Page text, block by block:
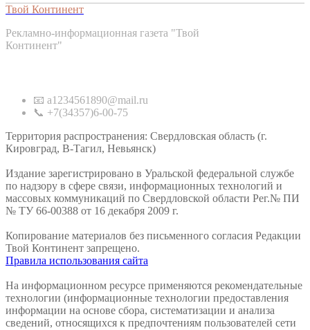
Твой Континент
Рекламно-информационная газета "Твой
Континент"
📧 a1234561890@mail.ru
📞 +7(34357)6-00-75
Территория распространения: Свердловская область (г.
Кировград, В-Тагил, Невьянск)
Издание зарегистрировано в Уральской федеральной службе
по надзору в сфере связи, информационных технологий и
массовых коммуникаций по Свердловской области Рег.№ ПИ
№ ТУ 66-00388 от 16 декабря 2009 г.
Копирование материалов без письменного согласия Редакции
Твой Континент запрещено.
Правила использования сайта
На информационном ресурсе применяются рекомендательные
технологии (информационные технологии предоставления
информации на основе сбора, систематизации и анализа
сведений, относящихся к предпочтениям пользователей сети